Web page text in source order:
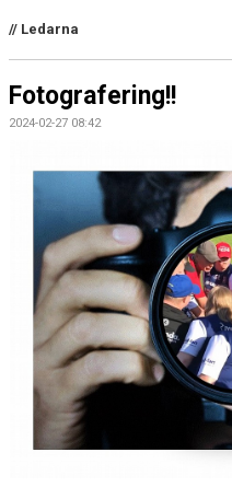
// Ledarna
Fotografering!!
2024-02-27 08:42